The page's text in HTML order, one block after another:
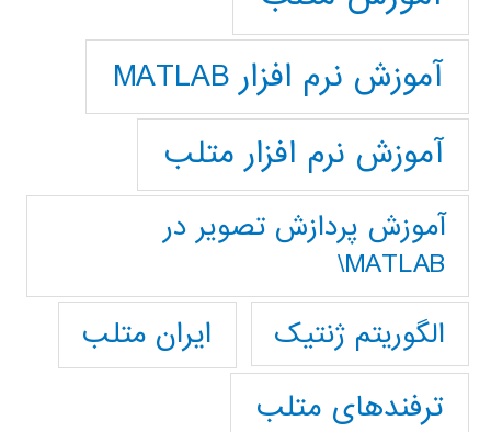
آموزش نرم افزار MATLAB
آموزش نرم افزار متلب
آموزش پردازش تصوير در
MATLAB\
الگوریتم ژنتیک
ایران متلب
ترفندهای متلب